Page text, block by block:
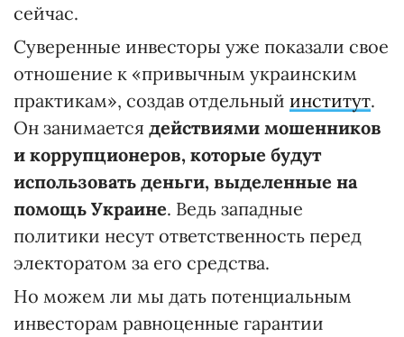
сейчас.
Суверенные инвесторы уже показали свое
отношение к «привычным украинским
практикам», создав отдельный институт.
Он занимается действиями мошенников
и коррупционеров, которые будут
использовать деньги, выделенные на
помощь Украине. Ведь западные
политики несут ответственность перед
электоратом за его средства.
Но можем ли мы дать потенциальным
инвесторам равноценные гарантии